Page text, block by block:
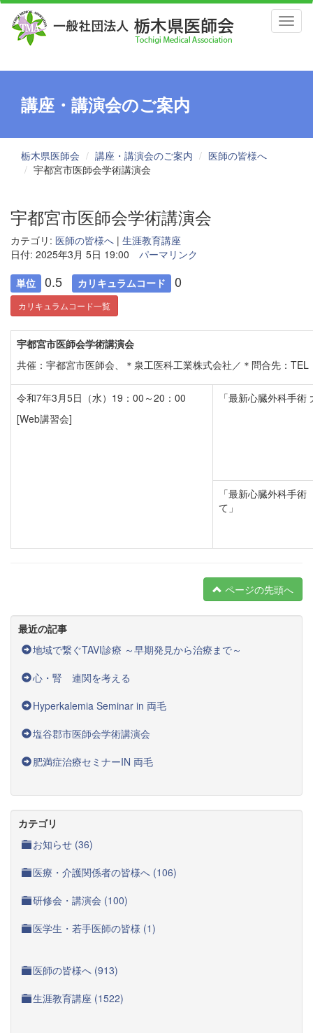
講座・講演会のご案内
栃木県医師会 講座・講演会のご案内
医師の皆様へ
宇都宮市医師会学術講演会
宇都宮市医師会学術講演会
カテゴリ: 医師の皆様へ | 生涯教育講座
日付: 2025年3月 5日 19:00
パーマリンク
単位 0.5 カリキュラムコード 0
カリキュラムコード一覧
宇都宮市医師会学術講演会
共催：宇都宮市医師会、＊泉工医科工業株式会社／＊問合先：
令和7年3月5日（水）19：00～20：00
[Web講習会]
「最新心臓外科手
「最新心臓外科手
て」
ページの先頭へ
最近の記事
地域で繋ぐTAVI診療 ～早期発見から治療まで～
心・腎 連関を考える
Hyperkalemia Seminar in 両毛
塩谷郡市医師会学術講演会
肥満症治療セミナーIN 両毛
カテゴリ
お知らせ (36)
医療・介護関係者の皆様へ (106)
研修会・講演会 (100)
医学生・若手医師の皆様 (1)
医師の皆様へ (913)
生涯教育講座 (1522)